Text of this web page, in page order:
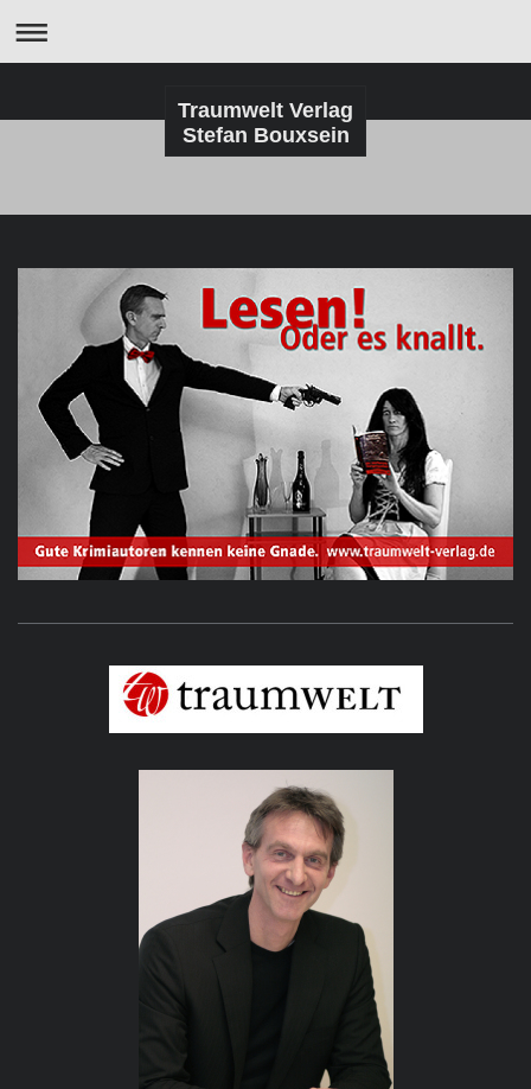
Traumwelt Verlag
Stefan Bouxsein